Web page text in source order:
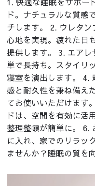
ド。ナチュラルな質感
チします。 2. ウレタ
心地を実現。疲れた日
提供します。 3. エア
単で長持ち。スタイリ
寝室を演出します。 4.
感と耐久性を兼ね備え
てお使いいただけます
ドは、空間を有効に活
整理整頓が簡単に。 6.
に入れ、家でのリラッ
ませんか？睡眠の質を